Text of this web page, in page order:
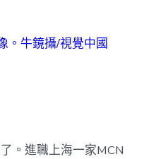
。牛鏡攝/視覺中國
進職上海一家MCN